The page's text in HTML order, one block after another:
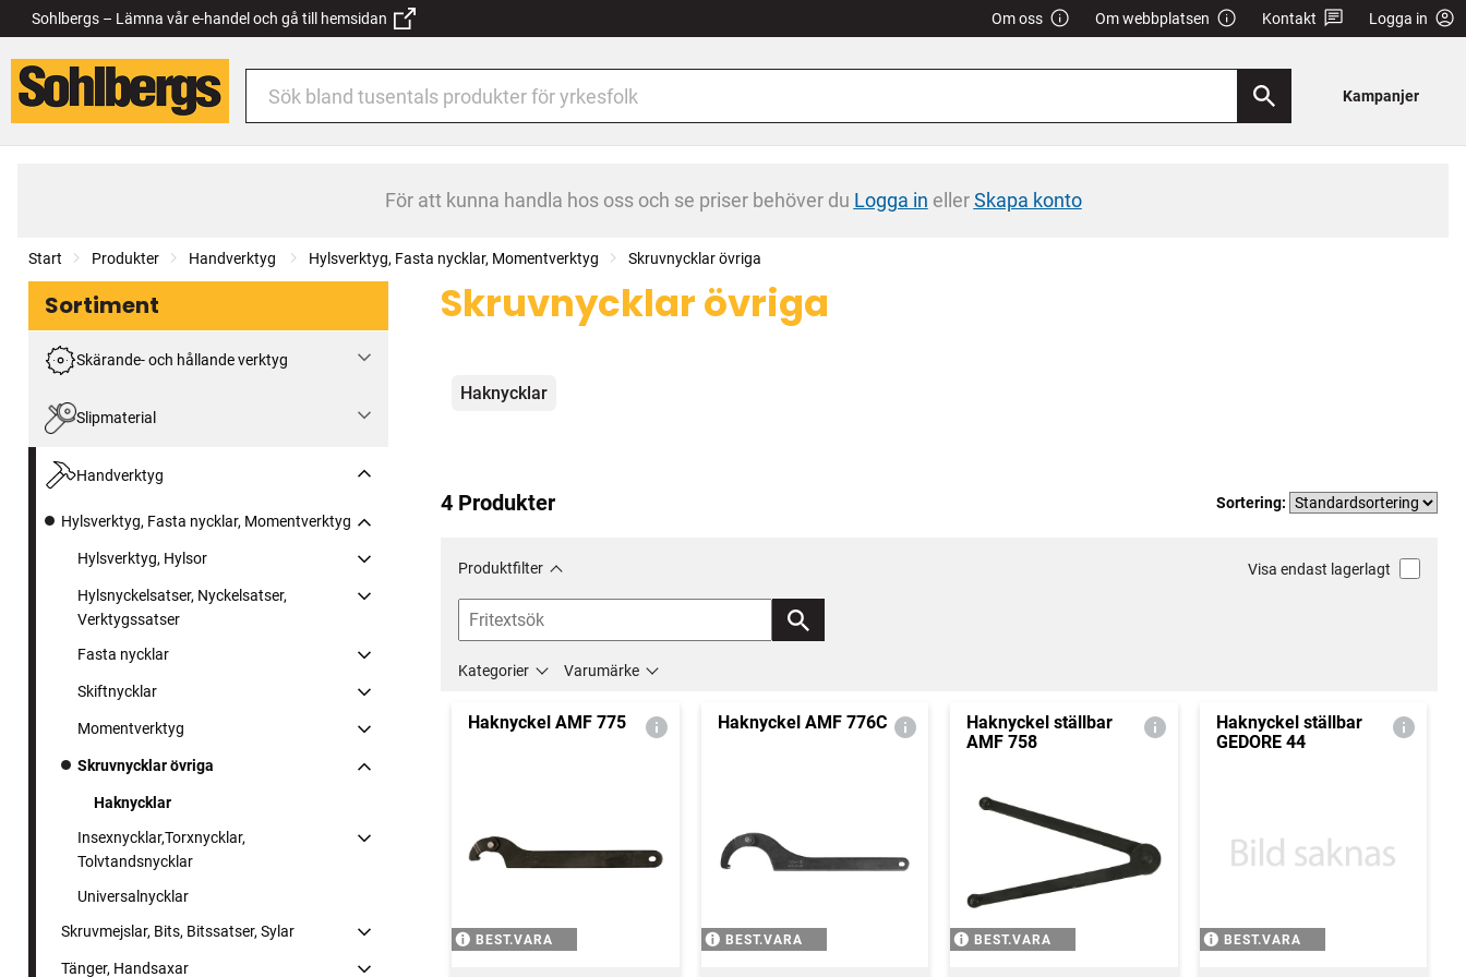
Sohlbergs – Lämna vår e-handel och gå till hemsidan Om oss Om webbplatsen Kontakt Logga in
Kampanjer
För att kunna handla hos oss och se priser behöver du Logga in ellerSkapa konto
Start Produkter Handverktyg Hylsverktyg, Fasta nycklar, Momentverktyg Skruvnycklar övriga
Sortiment
Skärande- och hållande verktyg
Slipmaterial
Handverktyg
Hylsverktyg, Fasta nycklar, Momentverktyg
Hylsverktyg, Hylsor
Hylsnyckelsatser, Nyckelsatser,
Verktygssatser
Fasta nycklar
Skiftnycklar
Momentverktyg
Skruvnycklar övriga
Haknycklar
Insexnycklar,Torxnycklar,
Tolvtandsnycklar
Universalnycklar
Skruvmejslar, Bits, Bitssatser, Sylar
Tänger, Handsaxar
Skruvnycklar övriga
Kategorier
Haknycklar
4 Produkter Sortering:
Produktfilter Visa endast lagerlagt
Kategorier Varumärke
Haknyckel AMF 775
BEST.VARA
Haknyckel AMF 776C
BEST.VARA
Haknyckel ställbar
AMF 758
BEST.VARA
Haknyckel ställbar
GEDORE 44
BEST.VARA